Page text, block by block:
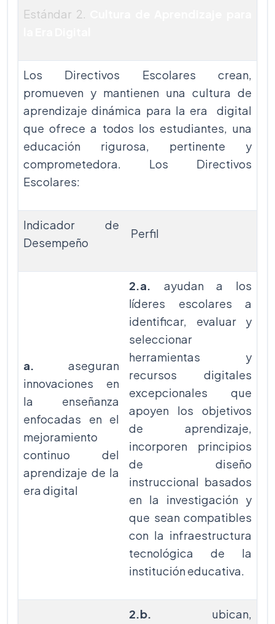
Estándar 2.
Los Directivos Escolares crean,
promueven y mantienen una cultura de
aprendizaje dinámica para la era digital
que ofrece a todos los estudiantes, una
educación rigurosa, pertinente y
comprometedora. Los Directivos
Escolares:
Indicador de
Desempeño
Perfil
a. aseguran
innovaciones en
la enseñanza
enfocadas en el
mejoramiento
continuo del
aprendizaje de la
era digital
2.a. ayudan a
los
líderes escolares a
identificar, evaluar y
seleccionar
herramientas y
recursos digitales
excepcionales que
apoyen los objetivos
de aprendizaje,
incorporen principios
de diseño
instruccional basados
en la investigación y
que sean compatibles
con la infraestructura
tecnológica de la
institución educativa.
2.b. ubican,